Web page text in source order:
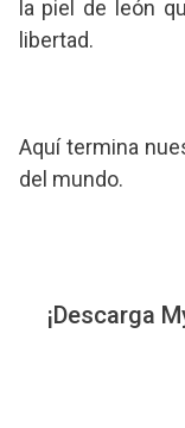
la piel de león
libertad.
Aquí termina
del mundo.
¡Descarga